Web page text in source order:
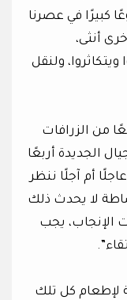
كبيرًا في عصرنا
أنثى،
ولنقل
من الزرافات
الجديدة أربعًا
أم آجلًا ننظر
لا يحدث ذلك
الإنجاب، يجب
لإطعام كل تلك